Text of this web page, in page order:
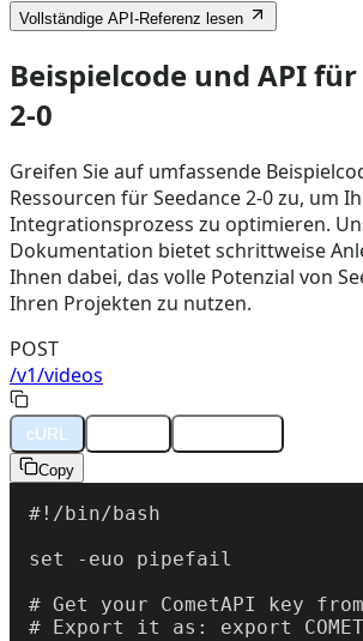
Vollständige API-Referenz lesen
Beispielcode und API für
2-0
Greifen Sie auf umfassende
Ressourcen für Seedance 2-0 zu, um
Integrationsprozess zu optimieren.
Dokumentation bietet schrittweise
Ihnen dabei, das volle Potenzial von
Ihren Projekten zu nutzen.
POST
/v1/videos
cURL
Copy
#!/bin/bash
set -euo pipefail
# Get your CometAPI key
# Export it as: export